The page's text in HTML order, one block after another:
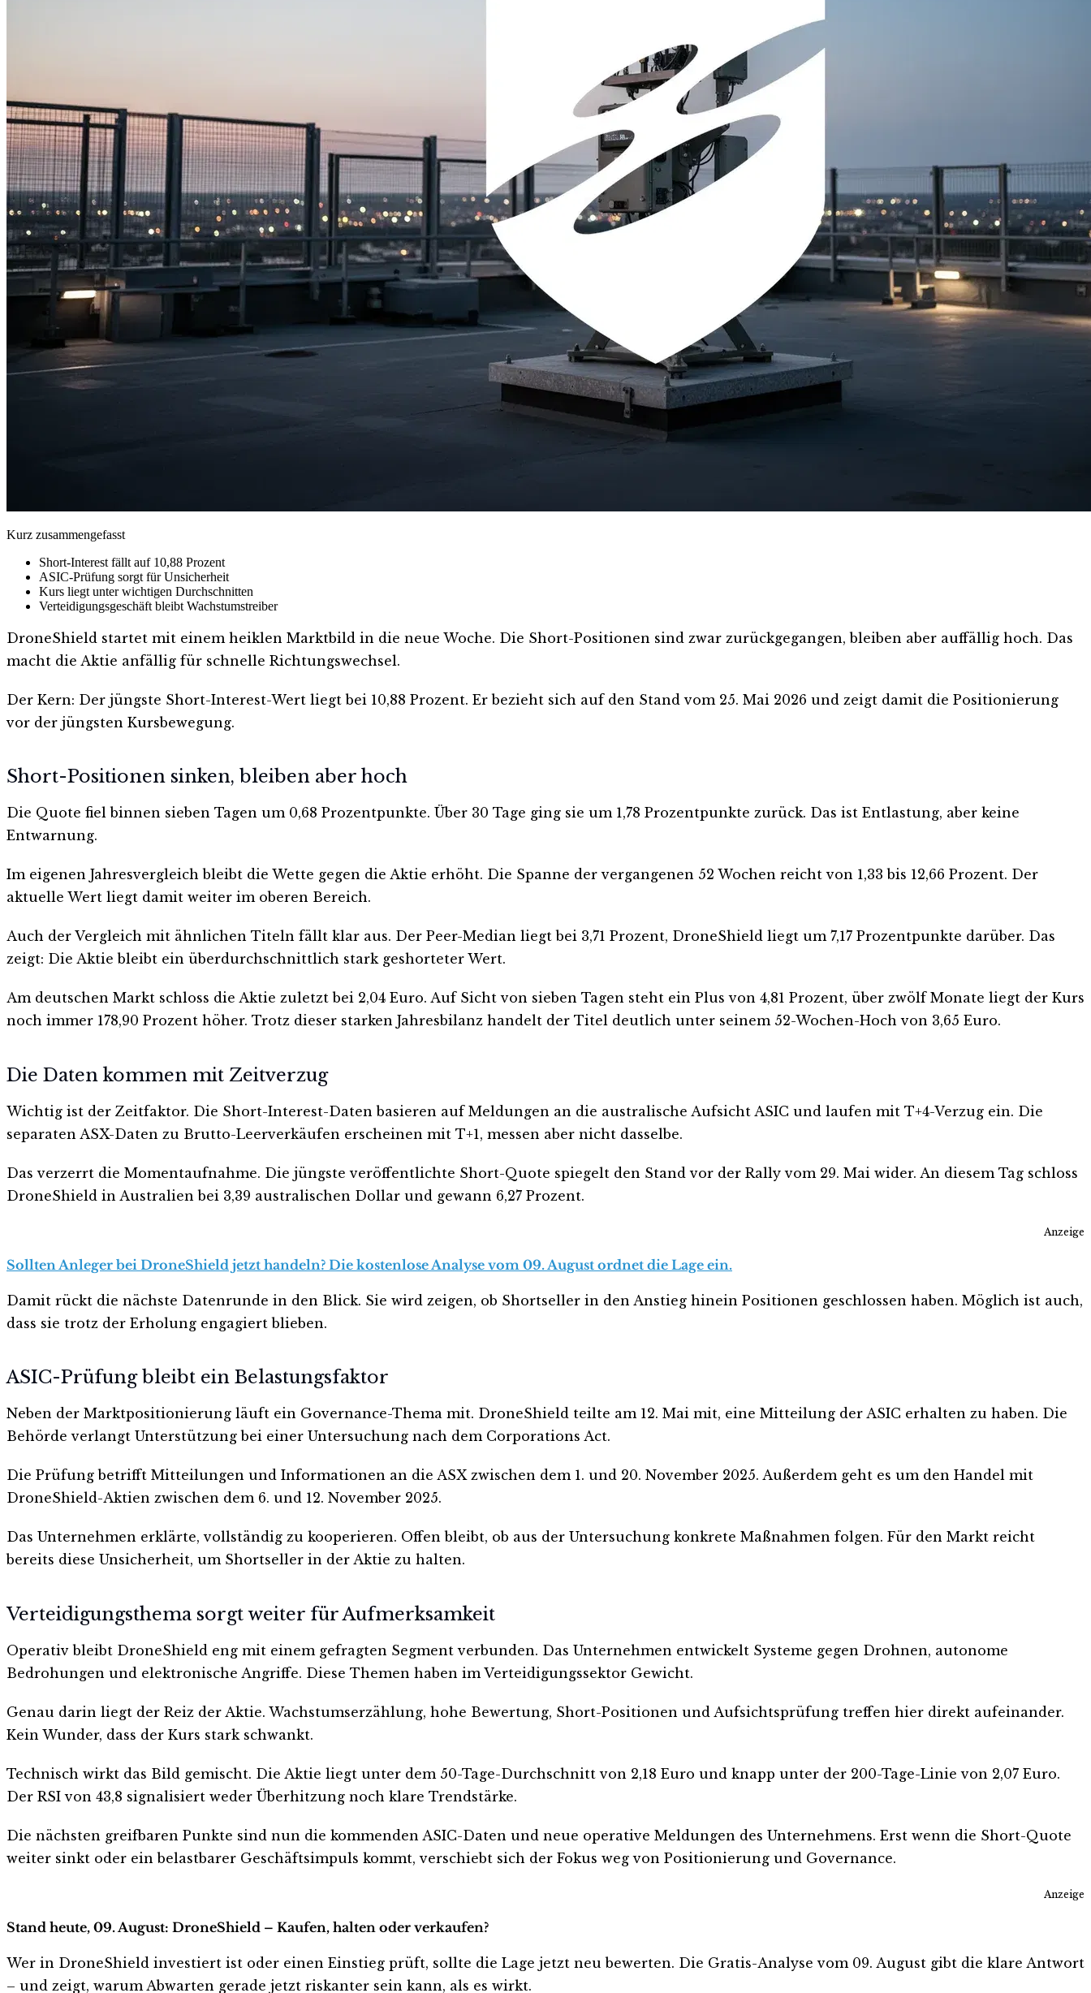
Kurz zusammengefasst
Short-Interest fällt auf 10,88 Prozent
ASIC-Prüfung sorgt für Unsicherheit
Kurs liegt unter wichtigen Durchschnitten
Verteidigungsgeschäft bleibt Wachstumstreiber
DroneShield startet mit einem heiklen Marktbild in die neue Woche. Die Short-Positionen sind zwar zurückgegangen, bleiben aber auffällig hoch. Das
macht die Aktie anfällig für schnelle Richtungswechsel.
Der Kern: Der jüngste Short-Interest-Wert liegt bei 10,88 Prozent. Er bezieht sich auf den Stand vom 25. Mai 2026 und zeigt damit die Positionierung
vor der jüngsten Kursbewegung.
Short-Positionen sinken, bleiben aber hoch
Die Quote fiel binnen sieben Tagen um 0,68 Prozentpunkte. Über 30 Tage ging sie um 1,78 Prozentpunkte zurück. Das ist Entlastung, aber keine
Entwarnung.
Im eigenen Jahresvergleich bleibt die Wette gegen die Aktie erhöht. Die Spanne der vergangenen 52 Wochen reicht von 1,33 bis 12,66 Prozent. Der
aktuelle Wert liegt damit weiter im oberen Bereich.
Auch der Vergleich mit ähnlichen Titeln fällt klar aus. Der Peer-Median liegt bei 3,71 Prozent, DroneShield liegt um 7,17 Prozentpunkte darüber. Das
zeigt: Die Aktie bleibt ein überdurchschnittlich stark geshorteter Wert.
Am deutschen Markt schloss die Aktie zuletzt bei 2,04 Euro. Auf Sicht von sieben Tagen steht ein Plus von 4,81 Prozent, über zwölf Monate liegt der Kurs
noch immer 178,90 Prozent höher. Trotz dieser starken Jahresbilanz handelt der Titel deutlich unter seinem 52-Wochen-Hoch von 3,65 Euro.
Die Daten kommen mit Zeitverzug
Wichtig ist der Zeitfaktor. Die Short-Interest-Daten basieren auf Meldungen an die australische Aufsicht ASIC und laufen mit T+4-Verzug ein. Die
separaten ASX-Daten zu Brutto-Leerverkäufen erscheinen mit T+1, messen aber nicht dasselbe.
Das verzerrt die Momentaufnahme. Die jüngste veröffentlichte Short-Quote spiegelt den Stand vor der Rally vom 29. Mai wider. An diesem Tag schloss
DroneShield in Australien bei 3,39 australischen Dollar und gewann 6,27 Prozent.
Anzeige
Sollten Anleger bei DroneShield jetzt handeln? Die kostenlose Analyse vom 09. August ordnet die Lage ein.
Damit rückt die nächste Datenrunde in den Blick. Sie wird zeigen, ob Shortseller in den Anstieg hinein Positionen geschlossen haben. Möglich ist auch,
dass sie trotz der Erholung engagiert blieben.
ASIC-Prüfung bleibt ein Belastungsfaktor
Neben der Marktpositionierung läuft ein Governance-Thema mit. DroneShield teilte am 12. Mai mit, eine Mitteilung der ASIC erhalten zu haben. Die
Behörde verlangt Unterstützung bei einer Untersuchung nach dem Corporations Act.
Die Prüfung betrifft Mitteilungen und Informationen an die ASX zwischen dem 1. und 20. November 2025. Außerdem geht es um den Handel mit
DroneShield-Aktien zwischen dem 6. und 12. November 2025.
Das Unternehmen erklärte, vollständig zu kooperieren. Offen bleibt, ob aus der Untersuchung konkrete Maßnahmen folgen. Für den Markt reicht
bereits diese Unsicherheit, um Shortseller in der Aktie zu halten.
Verteidigungsthema sorgt weiter für Aufmerksamkeit
Operativ bleibt DroneShield eng mit einem gefragten Segment verbunden. Das Unternehmen entwickelt Systeme gegen Drohnen, autonome
Bedrohungen und elektronische Angriffe. Diese Themen haben im Verteidigungssektor Gewicht.
Genau darin liegt der Reiz der Aktie. Wachstumserzählung, hohe Bewertung, Short-Positionen und Aufsichtsprüfung treffen hier direkt aufeinander.
Kein Wunder, dass der Kurs stark schwankt.
Technisch wirkt das Bild gemischt. Die Aktie liegt unter dem 50-Tage-Durchschnitt von 2,18 Euro und knapp unter der 200-Tage-Linie von 2,07 Euro.
Der RSI von 43,8 signalisiert weder Überhitzung noch klare Trendstärke.
Die nächsten greifbaren Punkte sind nun die kommenden ASIC-Daten und neue operative Meldungen des Unternehmens. Erst wenn die Short-Quote
weiter sinkt oder ein belastbarer Geschäftsimpuls kommt, verschiebt sich der Fokus weg von Positionierung und Governance.
Anzeige
Stand heute, 09. August: DroneShield – Kaufen, halten oder verkaufen?
Wer in DroneShield investiert ist oder einen Einstieg prüft, sollte die Lage jetzt neu bewerten. Die Gratis-Analyse vom 09. August gibt die klare Antwort
– und zeigt, warum Abwarten gerade jetzt riskanter sein kann, als es wirkt.